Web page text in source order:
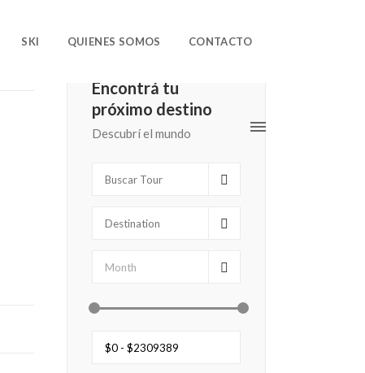
SKI QUIENES SOMOS CONTACTO
Encontrá tu
próximo destino
Descubrí el mundo